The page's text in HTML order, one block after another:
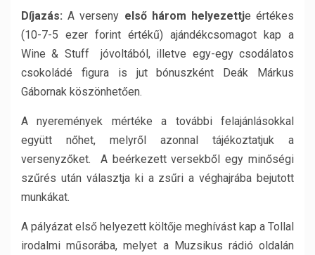
Díjazás: A verseny első három helyezettje értékes
(10-7-5 ezer forint értékű) ajándékcsomagot kap a
Wine & Stuff jóvoltából, illetve egy-egy csodálatos
csokoládé figura is jut bónuszként Deák Márkus
Gábornak köszönhetően.
A nyeremények mértéke a további felajánlásokkal
együtt nőhet, melyről azonnal tájékoztatjuk a
versenyzőket. A beérkezett versekből egy minőségi
szűrés után választja ki a zsűri a véghajrába bejutott
munkákat.
A pályázat első helyezett költője meghívást kap a Tollal
irodalmi műsorába, melyet a Muzsikus rádió oldalán